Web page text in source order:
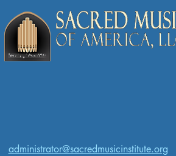
administrator@sacredmusicinstitute.org